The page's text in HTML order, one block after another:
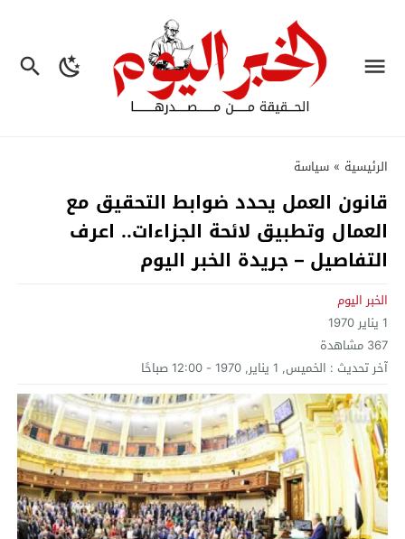
الرئيسية » سياسة
قانون العمل يحدد ضوابط التحقيق مع
العمال وتطبيق لائحة الجزاءات.. اعرف
التفاصيل – جريدة الخبر اليوم
الخبر اليوم
1 يناير 1970
367 مشاهدة
آخر تحديث : الخميس, 1 يناير, 1970 - 12:00 صباحًا